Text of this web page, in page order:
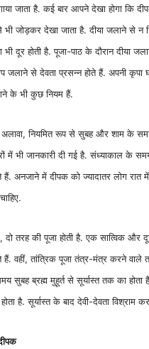
जाता है. कई बार आपने देखा होगा कि
भी जोड़कर देखा जाता है. दीया जलाने से न
भी दूर होती है. पूजा-पाठ के दौरान दीया
जलाने से देवता प्रसन्न होते हैं. अपनी कृपा
के भी कुछ नियम हैं.
नियमित रूप से सुबह और शाम के
में भी जानकारी दी गई है. संध्याकाल के
अनजाने में दीपक को ज्यादातर लोग
दो तरह की पूजा होती है. एक सात्विक और
वहीं, तांत्रिक पूजा तंत्र-मंत्र करने वाले
सुबह ब्रह्म मुहूर्त से सूर्यास्त तक का होता
है. सूर्यास्त के बाद देवी-देवता विश्राम